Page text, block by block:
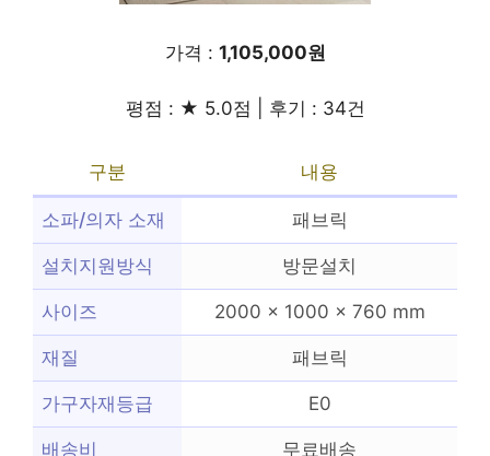
가격 : 1,105,000원
평점 : ★ 5.0점 | 후기 : 34건
구분 내용
소파/의자 소재 패브릭
설치지원방식 방문설치
사이즈 2000 x 1000 x 760 mm
재질 패브릭
가구자재등급 E0
배송비 무료배송